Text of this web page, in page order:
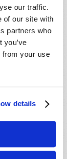
our traffic.
of our site with
partners who
you’ve
from your use
details